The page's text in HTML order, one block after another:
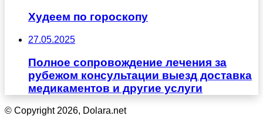
Худеем по гороскопу
27.05.2025
Полное сопровождение лечения за
рубежом консультации выезд доставка
медикаментов и другие услуги
© Copyright 2026, Dolara.net